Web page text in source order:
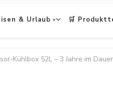
& Urlaub 🛒
Kühlbox 52L – 3 Jahre im